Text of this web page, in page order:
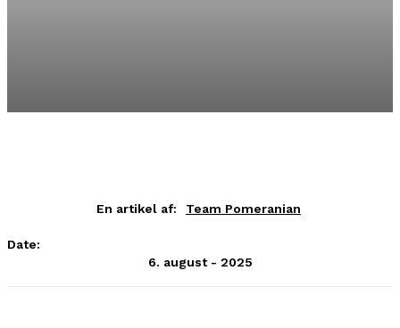
En artikel af: Team Pomeranian
Date:
6. august - 2025